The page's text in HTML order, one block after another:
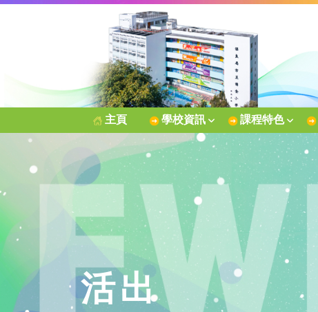
主頁 學校資訊 課程特色
活出